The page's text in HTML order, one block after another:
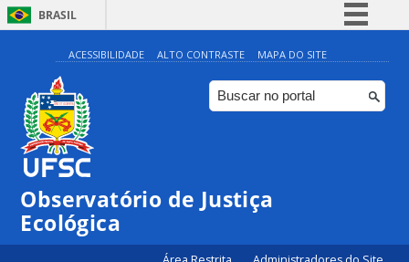
BRASIL
Simplifique!
Comunica BR
Participe
Canais
ACESSIBILIDADE ALTO CONTRASTE MAPA DO SITE
Observatório de Justiça
Ecológica